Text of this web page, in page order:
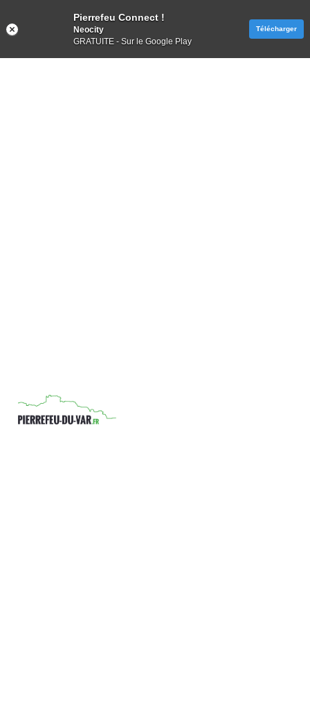
Pierrefeu Connect !
Neocity
GRATUITE - Sur le Google Play
Télécharger